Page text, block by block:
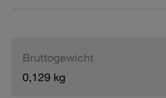
Bruttogewicht
0,129 kg